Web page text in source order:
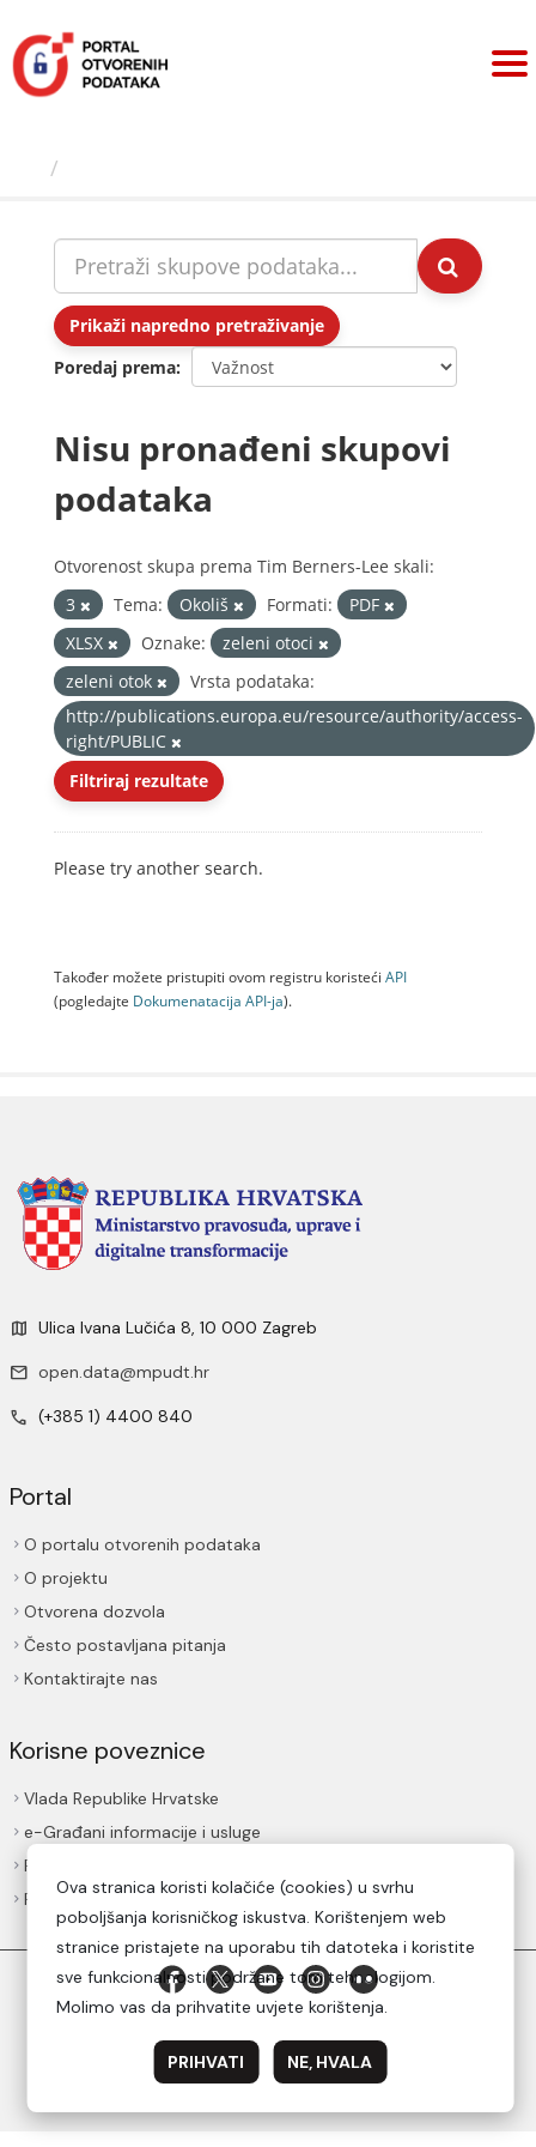
sadržaj
Prikaži napredno pretraživanje
Poredaj prema
Nisu pronađeni skupovi
podataka
Otvorenost skupa prema Tim Berners-Lee skali:
3
Tema: Okoliš Formati:
PDF
XLSX
Oznake:
zeleni otoci
zeleni otok
Vrsta podataka:
http://publications.europa.eu/resource/authority/access-
right/PUBLIC
Filtriraj rezultate
Please try another search.
Također možete pristupiti ovom registru koristeći API
(pogledajte Dokumenаtаcijа API-jа).